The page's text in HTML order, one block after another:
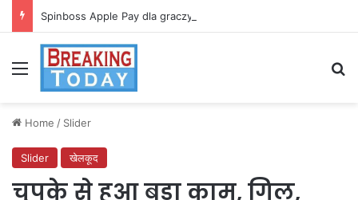
Spinboss Apple Pay dla graczy na iPhone
Menu
Home / Slider
Slider खेलकूद
चुपके से हुआ बड़ा काम, गिल,